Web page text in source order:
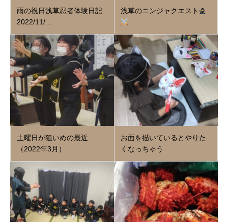
雨の祝日浅草忍者体験日記
2022/11/...
浅草のニンジャクエスト
土曜日が狙いめの最近
（2022年3月）
お面を描いているとやりた
くなっちゃう